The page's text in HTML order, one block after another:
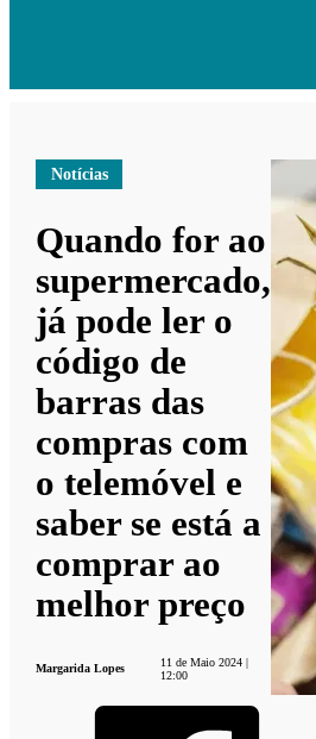
Notícias
Quando for ao
supermercado,
já pode ler o
código de
barras das
compras com
o telemóvel e
saber se está a
comprar ao
melhor preço
Margarida Lopes
11 de Maio 2024 |
12:00